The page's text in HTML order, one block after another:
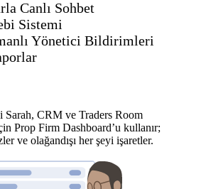
Canlı Sohbet
Sistemi
Yönetici Bildirimleri
Sarah, CRM ve Traders Room
Prop Firm Dashboard’u kullanır;
ve olağandışı her şeyi işaretler.